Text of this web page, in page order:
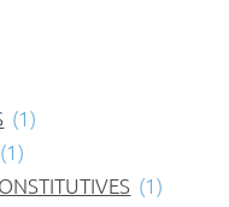
(1)
(1)
(1)